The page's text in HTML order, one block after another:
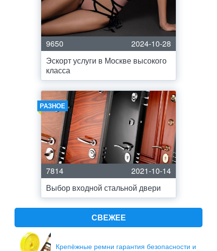
9650
2024-10-28
Эскорт услуги в Москве высокого
класса
РАЗНОЕ
7814
2021-10-14
Выбор входной стальной двери
СВЕЖЕЕ
Крепёжные ремни гарантия безопасности и